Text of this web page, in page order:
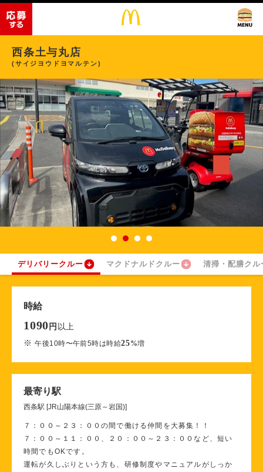
西条土与丸店
(サイジヨウドヨマルテン)
デリバリークルー マクドナルドクルー 清掃・配膳クル
時給
1090 円 以上
※午後10時〜午前5時は時給25%増
最寄り駅
西条駅 [JR山陽本線(三原～岩国)]
７：００～２３：００の間で働ける仲間を大募集！！
７：００～１１：００、２０：００～２３：００など、短い
時間でもOKです。
運転が久しぶりという方も、研修制度やマニュアルがしっか